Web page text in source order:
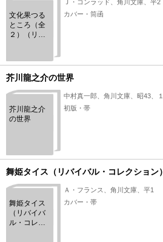
文化果つる
ところ（全
２）（リバ
ン）
Ｊ・コンラッド、角川文庫、平2
カバー・筒函
芥川龍之介の世界
芥川龍之介
の世界
中村真一郎、角川文庫、昭43、１
初版・帯
舞姫タイス（リバイバル・コレクション）
舞姫タイス
（リバイバ
ル・コレク
Ａ・フランス、角川文庫、平1
カバー・帯